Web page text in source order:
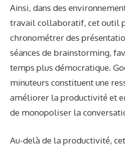
Ainsi, dans des
travail collaboratif, cet outil
chronométrer des
séances de brainstorming,
temps plus démocratique.
minuteurs constituent une
améliorer la productivité et
de monopoliser la
Au-delà de la productivité,